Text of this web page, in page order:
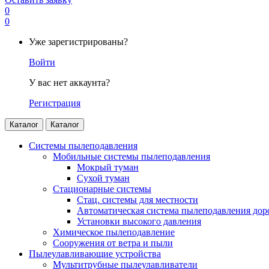
0
0
Уже зарегистрированы?
Войти
У вас нет аккаунта?
Регистрация
Каталог Каталог
Системы пылеподавления
Мобильные системы пылеподавления
Мокрый туман
Сухой туман
Стационарные системы
Стац. системы для местности
Автоматическая система пылеподавления
Установки высокого давления
Химическое пылеподавление
Сооружения от ветра и пыли
Пылеулавливающие устройства
Мультитрубные пылеулавливатели